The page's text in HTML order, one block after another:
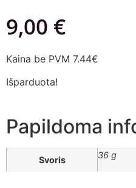
9,00 €
Kaina be PVM 7.44€
Išparduota!
Papildoma
Svoris 36 g